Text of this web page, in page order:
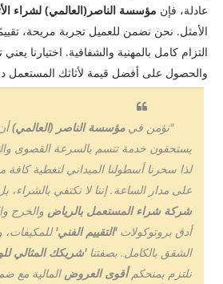
عادلة، فإن مؤسسة الناصر(العالمي) لشراء
الأمثل. نحن نضمن للعميل تجربة مريحة،
التزام كامل بالمهنية والشفافية. اختيارنا
والحصول على أفضل قيمة لأثاثك المستعمل
​"نؤمن فيمؤسسة الناصر (العالمي)
يستحقون خدمة تتسم بالسرعة القصوى
لذا سخرنا أسطولنا الميداني لتغطية
على مدار الساعة. إننا لا نكتفي بالشراء،
شركة شراء المستعمل بالرياض والخرج
أدق بروتوكولات'التقييم الفني'للمكيفات،
الشقق بالكامل. بصفتنا'شريكك المثالي
نلتزم بمنحكمأقوى العروض المالية